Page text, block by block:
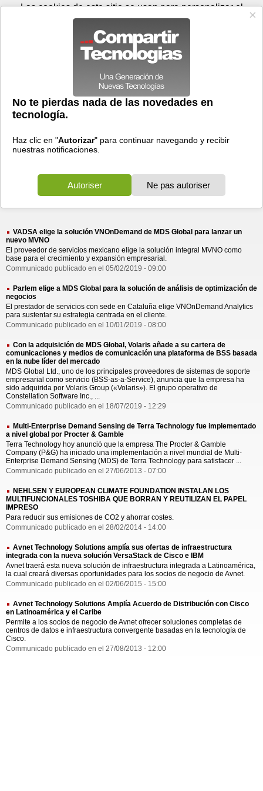
Prensa Videos
> mds global para
mds global para
7 resultados Ordenar por fecha-Ordenar por pertinencia
VADSA elige la solución VNOnDemand de MDS Global para lanzar un
nuevo MVNO
El proveedor de servicios mexicano elige la solución integral MVNO como
base para el crecimiento y expansión empresarial.
Communicado publicado en el 05/02/2019 - 09:00
Parlem elige a MDS Global para la solución de análisis de optimización de
negocios
El prestador de servicios con sede en Cataluña elige VNOnDemand Analytics
para sustentar su estrategia centrada en el cliente.
Communicado publicado en el 10/01/2019 - 08:00
Con la adquisición de MDS Global, Volaris añade a su cartera de
comunicaciones y medios de comunicación una plataforma de BSS basada
en la nube líder del mercado
MDS Global Ltd., uno de los principales proveedores de sistemas de soporte
empresarial como servicio (BSS-as-a-Service), anuncia que la empresa ha
sido adquirida por Volaris Group («Volaris»). El grupo operativo de
Constellation Software Inc., ...
Communicado publicado en el 18/07/2019 - 12:29
Multi-Enterprise Demand Sensing de Terra Technology fue implementado
a nivel global por Procter & Gamble
Terra Technology hoy anunció que la empresa The Procter & Gamble
Company (P&G) ha iniciado una implementación a nivel mundial de Multi-
Enterprise Demand Sensing (MDS) de Terra Technology para satisfacer ...
Communicado publicado en el 27/06/2013 - 07:00
NEHLSEN Y EUROPEAN CLIMATE FOUNDATION INSTALAN LOS
MULTIFUNCIONALES TOSHIBA QUE BORRAN Y REUTILIZAN EL PAPEL
IMPRESO
Para reducir sus emisiones de CO2 y ahorrar costes.
Communicado publicado en el 28/02/2014 - 14:00
Avnet Technology Solutions amplía sus ofertas de infraestructura
integrada con la nueva solución VersaStack de Cisco e IBM
Avnet traerá esta nueva solución de infraestructura integrada a Latinoamérica,
la cual creará diversas oportunidades para los socios de negocio de Avnet.
Communicado publicado en el 02/06/2015 - 15:00
Avnet Technology Solutions Amplía Acuerdo de Distribución con Cisco
en Latinoamérica y el Caribe
Permite a los socios de negocio de Avnet ofrecer soluciones completas de
centros de datos e infraestructura convergente basadas en la tecnología de
Cisco.
Communicado publicado en el 27/08/2013 - 12:00
Sábado 08 de agosto - 13:21 Registrar Conectar
Las cookies de este sitio se usan para personalizar el
contenido y los anuncios, para ofrecer funciones de medios
sociales y para analizar el tráfico. Además, compartimos
información sobre el uso que haga del sitio web con nuestros
partners de medios sociales, de publicidad y de análisis
web.
OK